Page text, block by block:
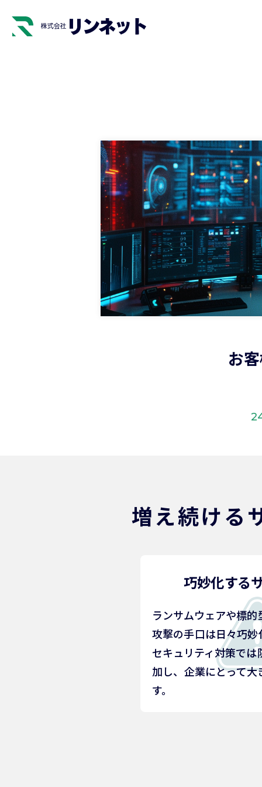
SOCサービス
セキュリティ診断サービス
標的型攻撃メール訓練サー
DXへの取り組み 公
お
増え続ける
巧妙化する
ランサムウェアや標
攻撃の手口は日々巧妙
セキュリティ対策で
加し、企業にとって
す。